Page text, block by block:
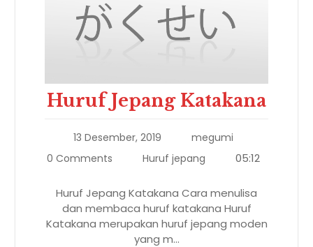
Huruf Jepang Katakana
13 Desember, 2019
megumi
0 Comments
Huruf jepang 05:12
Huruf Jepang Katakana Cara menulisa
dan membaca huruf katakana Huruf
Katakana merupakan huruf jepang moden
yang m...